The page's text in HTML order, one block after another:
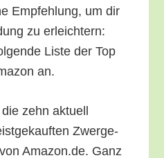
Emp­feh­lung, um dir
zu erleich­tern:
Lis­te der Top
an.
zehn aktu­ell
Zwer­ge-
Amazon.de. Ganz